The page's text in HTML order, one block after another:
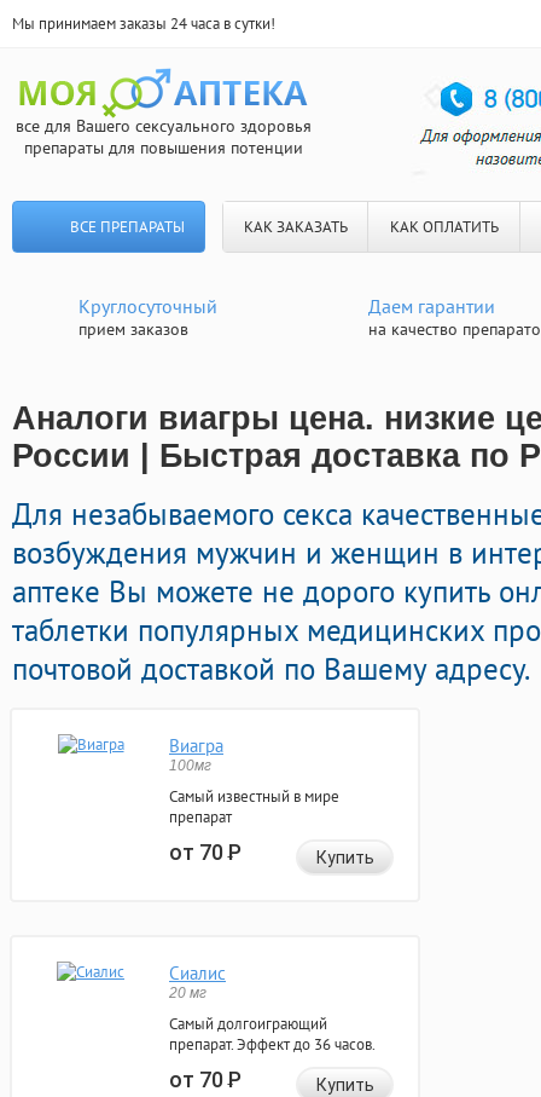
Мы принимаем заказы 24 часа в сутки!
все для Вашего сексуального здоровья
препараты для повышения потенции
ВСЕ ПРЕПАРАТЫ КАК ЗАКАЗАТЬ КАК ОПЛАТИТЬ
Круглосуточный
прием заказов
Даем гарантии
на качество
Аналоги виагры цена. низкие
России | Быстрая доставка по
Для незабываемого секса
возбуждения мужчин и женщин в
аптеке Вы можете не дорого купить
таблетки популярных медицинских
почтовой доставкой по Вашему адресу.
Виагра
100мг
Самый известный в мире
препарат
от 70Р Купить
Сиалис
20 мг
Самый долгоиграющий
препарат. Эффект до 36 часов.
от 70Р Купить